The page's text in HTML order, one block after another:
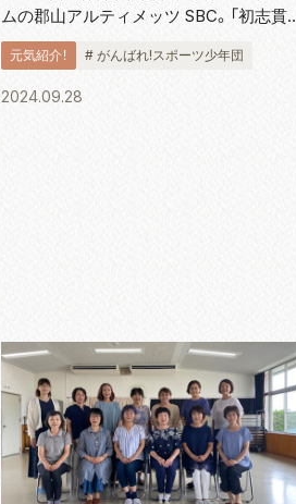
ムの郡山アルティメッツ SBC。「初志貫
徹」をチームスローガンに年中から小学 6
年生の 20 人が週 3 回の練習に励んでい
ます。監督の佐々木信昭さんは「ソフトボ
元気紹介！ # がんばれ!スポーツ少年団
2024.09.28